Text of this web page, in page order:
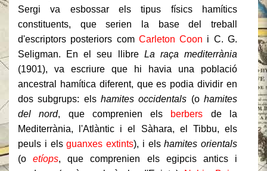
Sergi va esbossar els tipus físics hamítics
constituents, que serien la base del treball
d'escriptors posteriors com Carleton Coon i C. G.
Seligman. En el seu llibre La raça mediterrània
(1901), va escriure que hi havia una població
ancestral hamítica diferent, que es podia dividir en
dos subgrups: els hamites occidentals (ohamites
del nord, que comprenien els berbers de la
Mediterrània, l'Atlàntic i el Sàhara, el Tibbu, els
peuls i elsguanxes extints), i elshamites orientals
(oetíops, que comprenien els egipcis antics i